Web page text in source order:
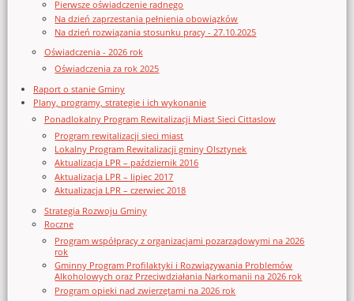
Pierwsze oświadczenie radnego
Na dzień zaprzestania pełnienia obowiązków
Na dzień rozwiązania stosunku pracy - 27.10.2025
Oświadczenia - 2026 rok
Oświadczenia za rok 2025
Raport o stanie Gminy
Plany, programy, strategie i ich wykonanie
Ponadlokalny Program Rewitalizacji Miast Sieci Cittaslow
Program rewitalizacji sieci miast
Lokalny Program Rewitalizacji gminy Olsztynek
Aktualizacja LPR – październik 2016
Aktualizacja LPR – lipiec 2017
Aktualizacja LPR – czerwiec 2018
Strategia Rozwoju Gminy
Roczne
Program współpracy z organizacjami pozarządowymi na 2026
rok
Gminny Program Profilaktyki i Rozwiązywania Problemów
Alkoholowych oraz Przeciwdziałania Narkomanii na 2026 rok
Program opieki nad zwierzętami na 2026 rok